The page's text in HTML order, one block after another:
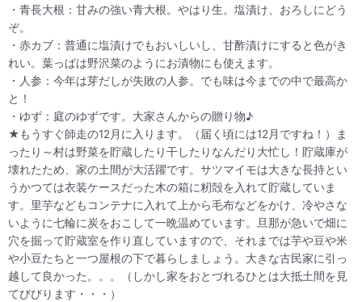
・青長大根：甘みの強い青大根。やはり生。塩漬け、おろしにどう
ぞ。
・赤カブ：普通に塩漬けでもおいしいし、甘酢漬けにすると色がき
れい。葉っぱは野沢菜のようにお漬物にも使えます。
・人参：今年は芽だしが失敗の人参。でも味は今までの中で最高か
と！
・ゆず：庭のゆずです。大家さんからの贈り物♪
★もうすぐ師走の12月に入ります。（届く頃には12月ですね！）ま
ったり～村は野菜を貯蔵したり干したりなんだり大忙し！貯蔵庫が
壊れたため、家の土間が大活躍です。サツマイモは大きな長持とい
うかつては衣装ケースだった木の箱に籾殻を入れて貯蔵していま
す。里芋などもコンテナに入れて上から毛布などをかけ、冷やさな
いように七輪に炭をおこして一晩温めています。旦那が急いで畑に
穴を掘って貯蔵室を作り直していますので、それまでは芋や豆や米
や小豆たちと一つ屋根の下で暮らしましょう。大きな古民家に引っ
越して良かった。。。（しかし家をおとづれるひとは大抵土間を見
てびびります・・・）